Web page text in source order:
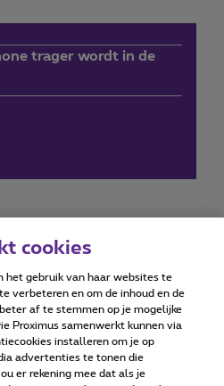
trager wordt in de
Accessibility statement
© Proximus
cookies
het gebruik van haar websites te
verbeteren en om de inhoud en de
af te stemmen op je mogelijke
Proximus samenwerkt kunnen via
installeren om je op
advertenties te tonen die
er rekening mee dat als je